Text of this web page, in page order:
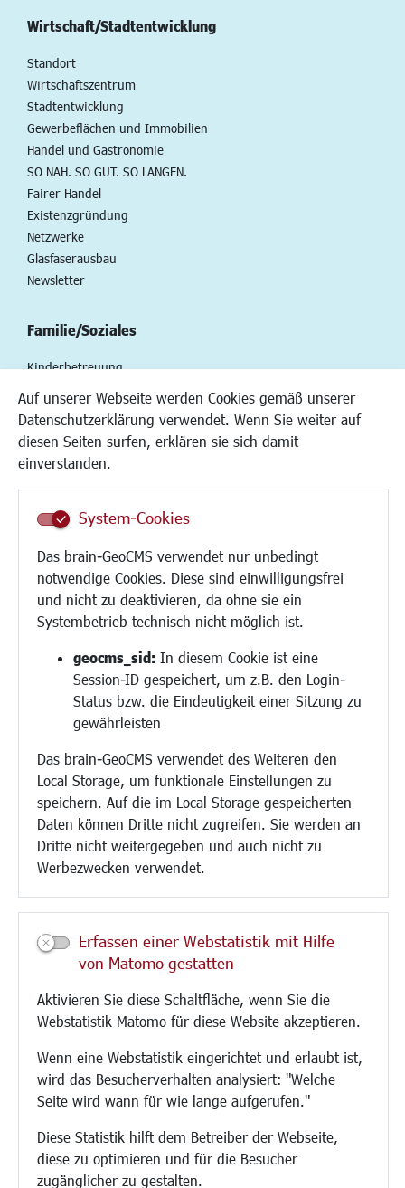
Auf unserer Webseite werden Cookies gemäß unserer
Datenschutzerklärung verwendet. Wenn Sie weiter auf
diesen Seiten surfen, erklären sie sich damit
einverstanden.
System-Cookies
Das brain-GeoCMS verwendet nur unbedingt
notwendige Cookies. Diese sind einwilligungsfrei
und nicht zu deaktivieren, da ohne sie ein
Systembetrieb technisch nicht möglich ist.
geocms_sid: In diesem Cookie ist eine
Session-ID gespeichert, um z.B. den Login-
Status bzw. die Eindeutigkeit einer Sitzung zu
gewährleisten
Das brain-GeoCMS verwendet des Weiteren den
Local Storage, um funktionale Einstellungen zu
speichern. Auf die im Local Storage gespeicherten
Daten können Dritte nicht zugreifen. Sie werden an
Dritte nicht weitergegeben und auch nicht zu
Werbezwecken verwendet.
Erfassen einer Webstatistik mit Hilfe
von Matomo gestatten
Aktivieren Sie diese Schaltfläche, wenn Sie die
Webstatistik Matomo für diese Website akzeptieren.
Wenn eine Webstatistik eingerichtet und erlaubt ist,
wird das Besucherverhalten analysiert: "Welche
Seite wird wann für wie lange aufgerufen."
Diese Statistik hilft dem Betreiber der Webseite,
diese zu optimieren und für die Besucher
zugänglicher zu gestalten.
Wirtschaft/Stadtentwicklung
Standort
Wirtschaftszentrum
Stadtentwicklung
Gewerbeflächen und Immobilien
Handel und Gastronomie
SO NAH. SO GUT. SO LANGEN.
Fairer Handel
Existenzgründung
Netzwerke
Glasfaserausbau
Newsletter
Familie/Soziales
Kinderbetreuung
Kinder und Jugend
Institutionen für Familien
Senioren/Haltestelle
Migration und Zusammenleben
Ukrainehilfe
Hilfe für Geflüchtete
Religion
Bauen/Umwelt/Mobilität
Bebauungsplanung
Umwelt/Klima/Abfall
Verkehr/Mobilität
Glasfaserausbau
Aktuelle Baustellen
Paddelteich
CINDY S
Kultur/Freizeit/Tourismus
Veranstaltungen
Neue Stadthalle Langen
Stadtporträt
Musikschule
Volkshochschule
Stadtarchiv
Museen
Hotels/Unterkünfte
Feste und Märkte